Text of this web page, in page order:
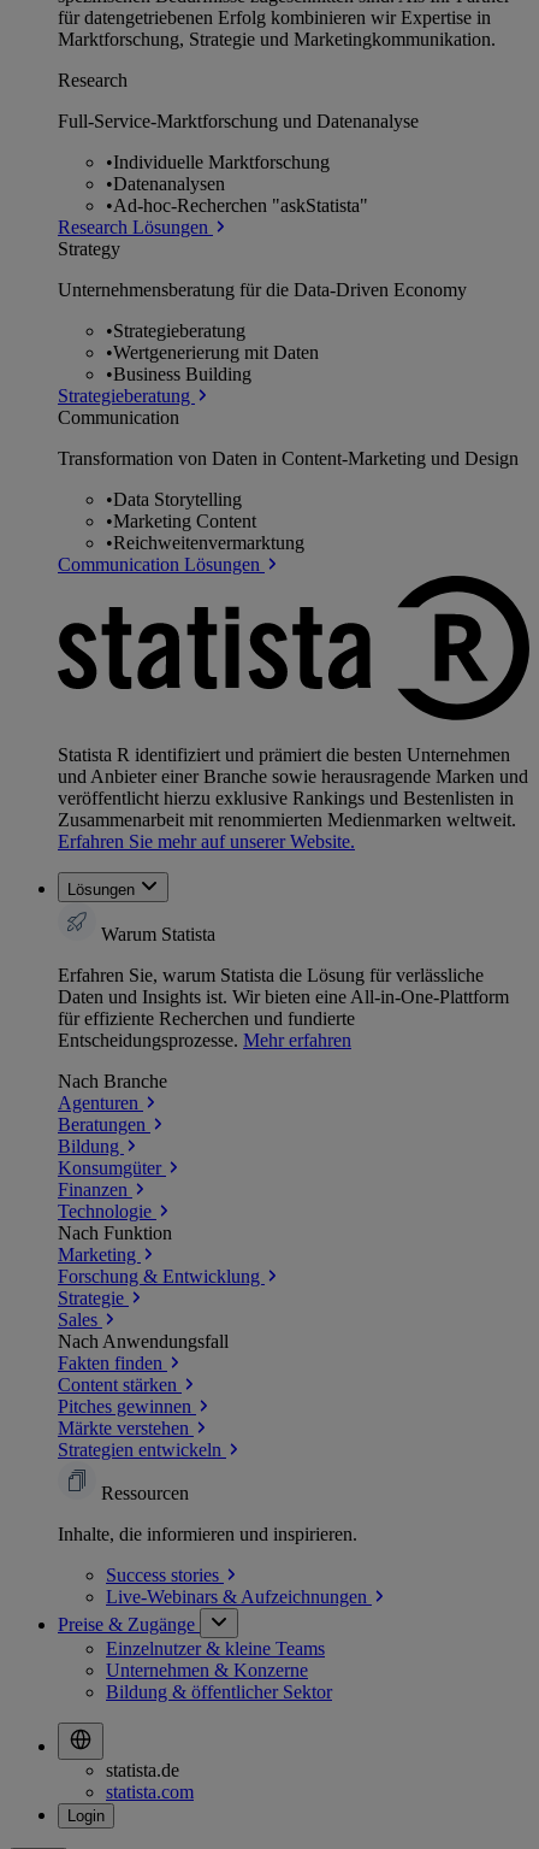
für datengetriebenen Erfolg kombinieren wir Expertise in
Marktforschung, Strategie und Marketingkommunikation.
Research
Full-Service-Marktforschung und Datenanalyse
•Individuelle Marktforschung
•Datenanalysen
•Ad-hoc-Recherchen "askStatista"
Research Lösungen
Strategy
Unternehmens­beratung für die Data-Driven Economy
•Strategieberatung
•Wertgenerierung mit Daten
•Business Building
Strategieberatung
Communication
Transformation von Daten in Content-Marketing und Design
•Data Storytelling
•Marketing Content
•Reichweitenvermarktung
Communication Lösungen
Statista R identifiziert und prämiert die besten Unternehmen
und Anbieter einer Branche sowie herausragende Marken und
veröffentlicht hierzu exklusive Rankings und Bestenlisten in
Zusammenarbeit mit renommierten Medienmarken weltweit.
Erfahren Sie mehr auf unserer Website.
Lösungen
Warum Statista
Erfahren Sie, warum Statista die Lösung für verlässliche
Daten und Insights ist. Wir bieten eine All-in-One-Plattform
für effiziente Recherchen und fundierte
Entscheidungsprozesse. Mehr erfahren
Nach Branche
Agenturen
Beratungen
Bildung
Konsumgüter
Finanzen
Technologie
Nach Funktion
Marketing
Forschung & Entwicklung
Strategie
Sales
Nach Anwendungsfall
Fakten finden
Content stärken
Pitches gewinnen
Märkte verstehen
Strategien entwickeln
Ressourcen
Inhalte, die informieren und inspirieren.
Success stories
Live-Webinars & Aufzeichnungen
Preise & Zugänge
Einzelnutzer & kleine Teams
Unternehmen & Konzerne
Bildung & öffentlicher Sektor
statista.de
statista.com